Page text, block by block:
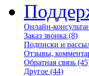
Онлайн-
Заказ звонка (8)
Подписки и
Отзывы,
Обратная связь
Другое (44)